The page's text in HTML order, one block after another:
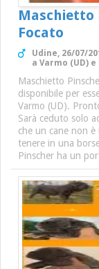
Maschietto
Focato
Udine, 26/07/
a Varmo (UD)
Maschietto
disponibile per
Varmo (UD).
Sarà ceduto solo
che un cane non
tenere in una
Pinscher ha un